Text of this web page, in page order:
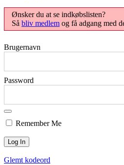
Ønsker du at se indkøbslisten?
Så bliv medlem og få adgang med
Brugernavn
Password
Remember Me
Glemt kodeord